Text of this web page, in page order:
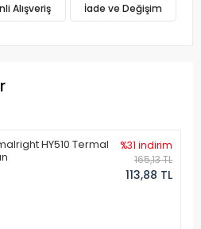
Alışveriş İade ve Değişim
HY510 Termal
%31 indirim
165,13 TL
113,88 TL